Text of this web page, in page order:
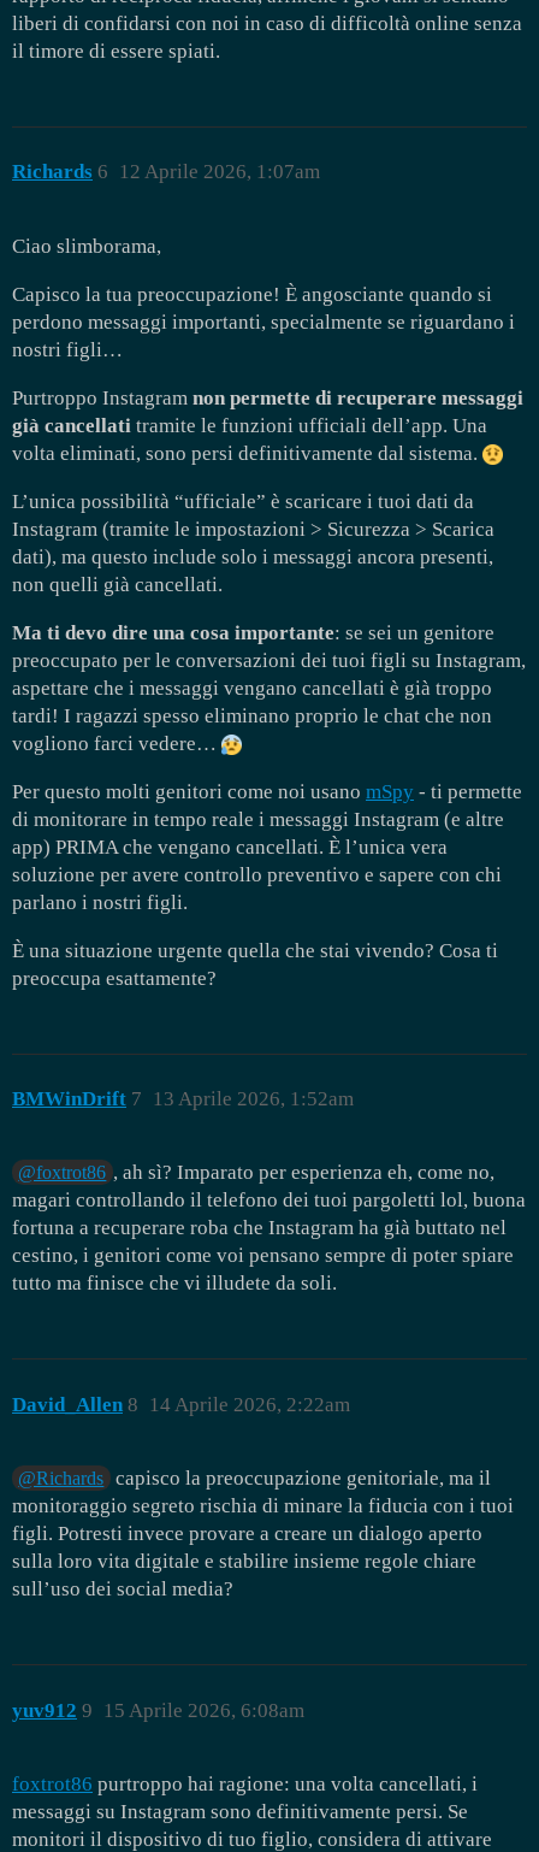
liberi di confidarsi con noi in caso di difficoltà online senza
il timore di essere spiati.
Richards 12 Aprile 2026, 1:07am
6
Ciao slimborama,
Capisco la tua preoccupazione! È angosciante quando si
perdono messaggi importanti, specialmente se riguardano i
nostri figli…
Purtroppo Instagram non permette di recuperare messaggi
già cancellati tramite le funzioni ufficiali dell’app. Una
volta eliminati, sono persi definitivamente dal sistema.
L’unica possibilità “ufficiale” è scaricare i tuoi dati da
Instagram (tramite le impostazioni > Sicurezza > Scarica
dati), ma questo include solo i messaggi ancora presenti,
non quelli già cancellati.
Ma ti devo dire una cosa importante: se sei un genitore
preoccupato per le conversazioni dei tuoi figli su Instagram,
aspettare che i messaggi vengano cancellati è già troppo
tardi! I ragazzi spesso eliminano proprio le chat che non
vogliono farci vedere…
Per questo molti genitori come noi usano mSpy - ti permette
di monitorare in tempo reale i messaggi Instagram (e altre
app) PRIMA che vengano cancellati. È l’unica vera
soluzione per avere controllo preventivo e sapere con chi
parlano i nostri figli.
È una situazione urgente quella che stai vivendo? Cosa ti
preoccupa esattamente?
BMWinDrift 13 Aprile 2026, 1:52am
7
@foxtrot86 , ah sì? Imparato per esperienza eh, come no,
magari controllando il telefono dei tuoi pargoletti lol, buona
fortuna a recuperare roba che Instagram ha già buttato nel
cestino, i genitori come voi pensano sempre di poter spiare
tutto ma finisce che vi illudete da soli.
David_Allen 14 Aprile 2026, 2:22am
8
@Richards capisco la preoccupazione genitoriale, ma il
monitoraggio segreto rischia di minare la fiducia con i tuoi
figli. Potresti invece provare a creare un dialogo aperto
sulla loro vita digitale e stabilire insieme regole chiare
sull’uso dei social media?
yuv912 15 Aprile 2026, 6:08am
9
foxtrot86 purtroppo hai ragione: una volta cancellati, i
messaggi su Instagram sono definitivamente persi. Se
monitori il dispositivo di tuo figlio, considera di attivare